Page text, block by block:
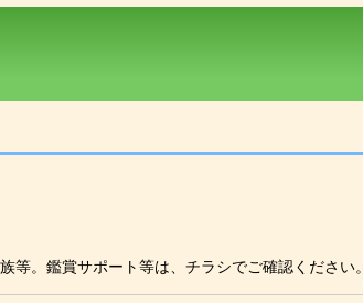
。鑑賞サポート等は、チラシでご確認ください。